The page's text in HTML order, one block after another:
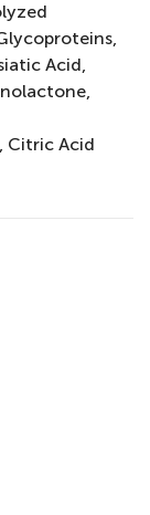
Acid,
Citric Acid